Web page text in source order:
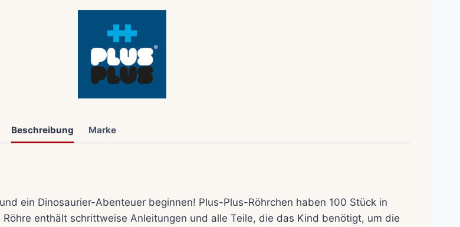
Beschreibung Marke
ein Dinosaurier-Abenteuer beginnen! Plus-Plus-Röhrchen haben 100 Stück in
enthält schrittweise Anleitungen und alle Teile, die das Kind benötigt, um die